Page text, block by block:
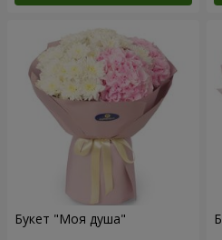
Букет "Моя душа"